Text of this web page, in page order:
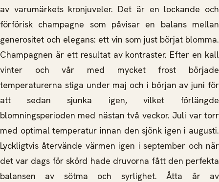
av varumärkets kronjuveler. Det är en lockande och
förförisk champagne som påvisar en balans mellan
generositet och elegans: ett vin som just börjat blomma.
Champagnen är ett resultat av kontraster. Efter en kall
vinter och vår med mycket frost började
temperaturerna stiga under maj och i början av juni för
att sedan sjunka igen, vilket förlängde
blomningsperioden med nästan två veckor. Juli var torr
med optimal temperatur innan den sjönk igen i augusti.
Lyckligtvis återvände värmen igen i september och när
det var dags för skörd hade druvorna fått den perfekta
balansen av sötma och syrlighet. Åtta år av